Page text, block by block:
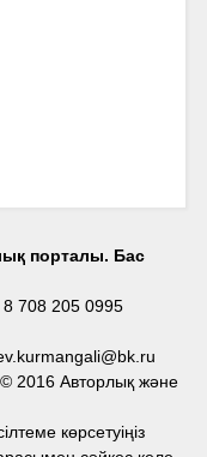
порталы. Бас
708 205 0995
2016 Авторлық және
көрсетуіңіз